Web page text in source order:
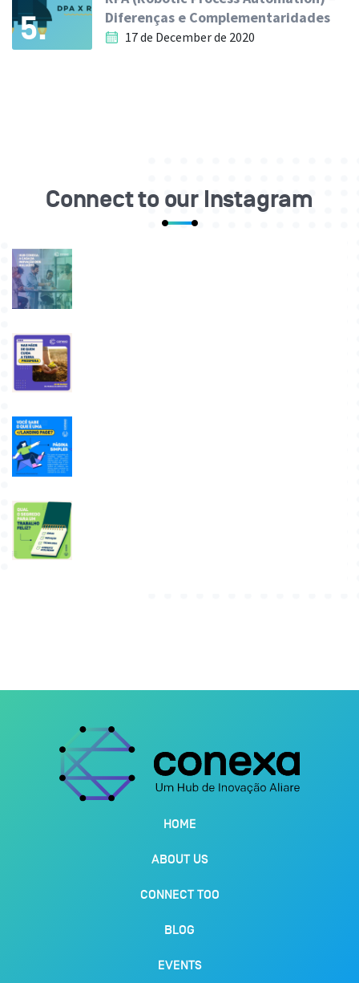
5.
Diferenças e Complementaridades
17 de December de 2020
Connect to our Instagram
HOME
ABOUT US
CONNECT TOO
BLOG
EVENTS